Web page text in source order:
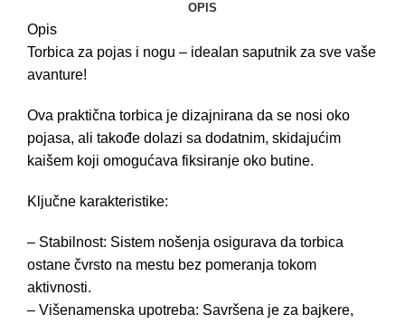
OPIS
Opis
Torbica za pojas i nogu – idealan saputnik za sve vaše
avanture!
Ova praktična torbica je dizajnirana da se nosi oko
pojasa, ali takođe dolazi sa dodatnim, skidajućim
kaišem koji omogućava fiksiranje oko butine.
Ključne karakteristike:
– Stabilnost: Sistem nošenja osigurava da torbica
ostane čvrsto na mestu bez pomeranja tokom
aktivnosti.
– Višenamenska upotreba: Savršena je za bajkere,